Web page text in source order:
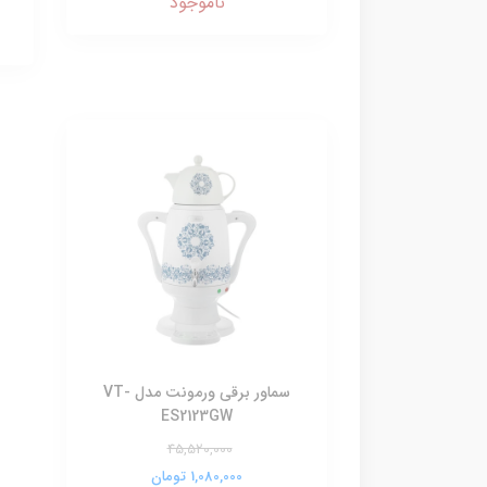
سماور برقی ورمونت مدل VT-
ES2123GW
45,520,000
1,080,000 تومان